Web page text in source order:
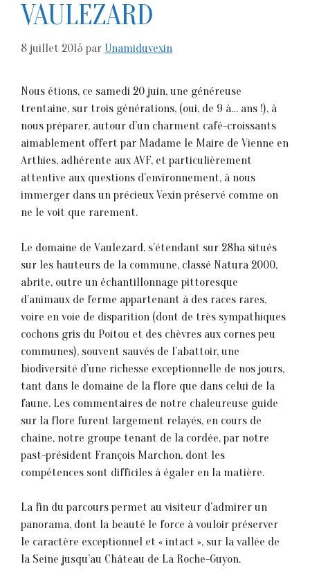
VAULEZARD
8 juillet 2015 par Unamiduvexin
Nous étions, ce samedi 20 juin, une généreuse
trentaine, sur trois générations, (oui, de 9 à… ans !), à
nous préparer, autour d’un charment café-croissants
aimablement offert par Madame le Maire de Vienne en
Arthies, adhérente aux AVF, et particulièrement
attentive aux questions d’environnement, à nous
immerger dans un précieux Vexin préservé comme on
ne le voit que rarement.
Le domaine de Vaulezard, s’étendant sur 28ha situés
sur les hauteurs de la commune, classé Natura 2000,
abrite, outre un échantillonnage pittoresque
d’animaux de ferme appartenant à des races rares,
voire en voie de disparition (dont de très sympathiques
cochons gris du Poitou et des chèvres aux cornes peu
communes), souvent sauvés de l’abattoir, une
biodiversité d’une richesse exceptionnelle de nos jours,
tant dans le domaine de la flore que dans celui de la
faune. Les commentaires de notre chaleureuse guide
sur la flore furent largement relayés, en cours de
chaîne, notre groupe tenant de la cordée, par notre
past-président François Marchon, dont les
compétences sont difficiles à égaler en la matière.
La fin du parcours permet au visiteur d’admirer un
panorama, dont la beauté le force à vouloir préserver
le caractère exceptionnel et « intact », sur la vallée de
la Seine jusqu’au Château de La Roche-Guyon.